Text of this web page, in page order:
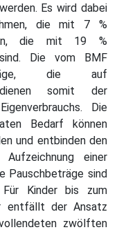
Es wird dabei
die mit 7 %
die mit 19 %
Die vom BMF
die auf
dienen somit der
Die
Bedarf können
und entbinden den
einer
Pauschbeträge sind
Kinder bis zum
entfällt der Ansatz
zwölften